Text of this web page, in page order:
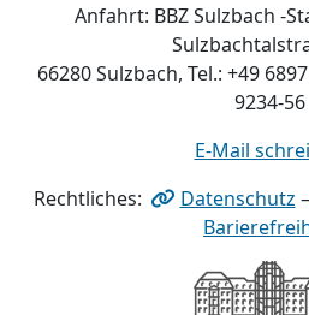
Anfahrt: BBZ Sulzbach -
66280 Sulzbach, Tel.: +49
9234-56
E-Mail
Rechtliches:
Datenschutz –